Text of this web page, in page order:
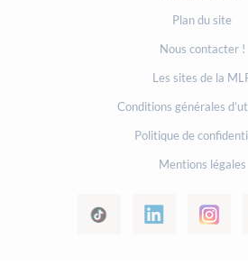
Plan du site
Nous contacter !
Les sites de la
Conditions générales
Politique de
Mentions légales